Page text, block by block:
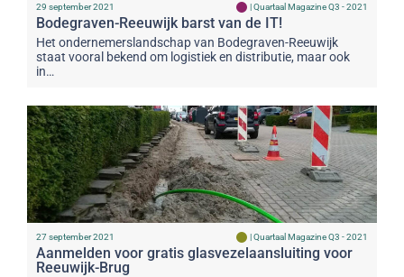
29 september 2021 |Quartaal Magazine Q3 - 2021
Bodegraven-Reeuwijk barst van de IT!
Het ondernemerslandschap van Bodegraven-Reeuwijk
staat vooral bekend om logistiek en distributie, maar ook
in…
27 september 2021 |Quartaal Magazine Q3 - 2021
Aanmelden voor gratis glasvezelaansluiting voor
Reeuwijk-Brug